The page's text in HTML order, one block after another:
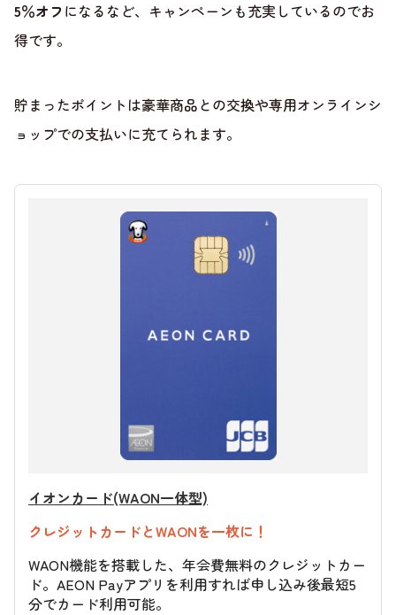
5％オフになるなど、キャンペーンも充実しているのでお
得です。
貯まったポイントは豪華商品との交換や専用オンラインシ
ョップでの支払いに充てられます。
イオンカード(WAON一体型)
クレジットカードとWAONを一枚に！
WAON機能を搭載した、年会費無料のクレジットカー
ド。AEON Payアプリを利用すれば申し込み後最短5
分でカード利用可能。